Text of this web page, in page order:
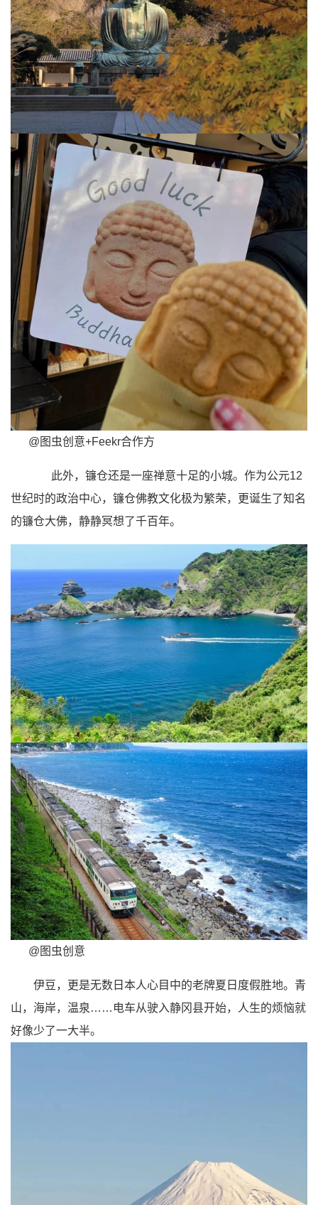
@图虫创意+Feekr合作方
此外，镰仓还是一座禅意十足的小城。作为公元12
世纪时的政治中心，镰仓佛教文化极为繁荣，更诞生了知名
的镰仓大佛，静静冥想了千百年。
@图虫创意
伊豆 ，更是无数日本人心目中的老牌夏日度假胜地。青
山，海岸，温泉……电车从驶入静冈县开始，人生的烦恼就
好像少了一大半。